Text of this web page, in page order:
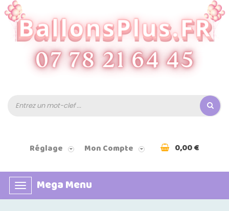
Réglage Mon Compte 0,00 €
Basculer
la
Mega Menu